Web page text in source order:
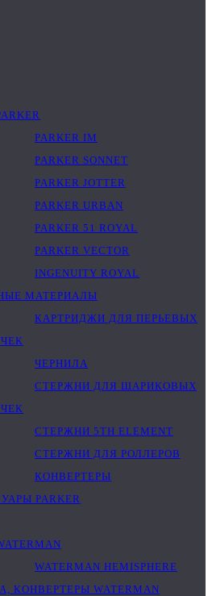
PARKER IM
PARKER SONNET
PARKER JOTTER
PARKER URBAN
PARKER 51 ROYAL
PARKER VECTOR
INGENUITY ROYAL
МАТЕРИАЛЫ
КАРТРИДЖИ ДЛЯ ПЕРЬЕВЫХ
ЧЕРНИЛА
СТЕРЖНИ ДЛЯ ШАРИКОВЫХ
СТЕРЖНИ 5TH ELEMENT
СТЕРЖНИ ДЛЯ РОЛЛЕРОВ
КОНВЕРТЕРЫ
PARKER
WATERMAN HEMISPHERE
КОНВЕРТЕРЫ WATERMAN